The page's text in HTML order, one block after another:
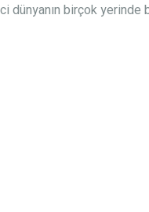
birçok